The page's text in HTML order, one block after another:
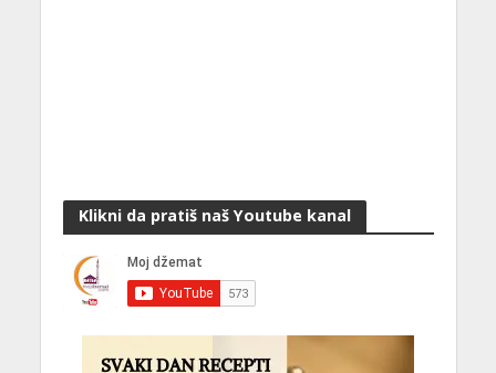
Klikni da pratiš naš Youtube kanal